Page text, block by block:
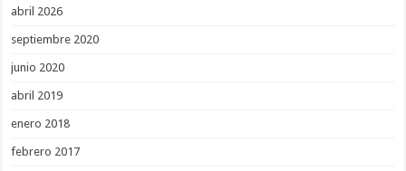
abril 2026
septiembre 2020
junio 2020
abril 2019
enero 2018
febrero 2017